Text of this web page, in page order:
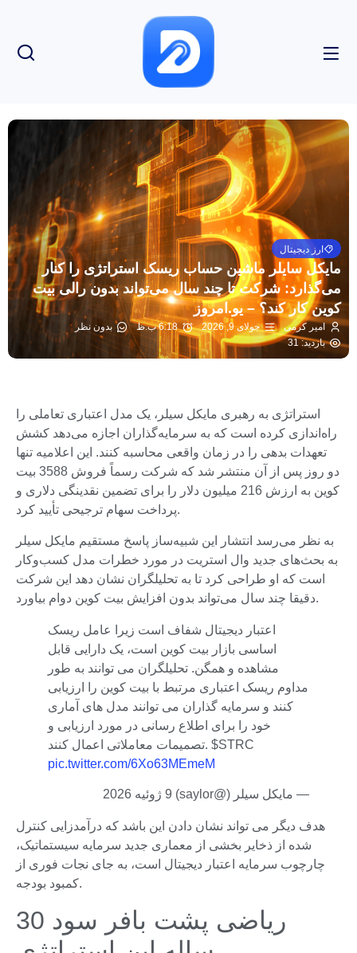
ارز دیجیتال
مایکل سایلر ماشین حساب ریسک استراتژی را کنار
می‌گذارد: شرکت تا چند سال می‌تواند بدون رالی بیت
کوین کار کند؟ – یو.امروز
امیر کرمی جولای 9, 2026 6:18 ب.ظ
بدون نظر
بازدید: 31
استراتژی به رهبری مایکل سیلر، یک مدل اعتباری تعاملی را
راه‌اندازی کرده است که به سرمایه‌گذاران اجازه می‌دهد کشش
تعهدات بدهی را در زمان واقعی محاسبه کنند. این اعلامیه تنها
دو روز پس از آن منتشر شد که شرکت رسماً فروش 3588 بیت
کوین به ارزش 216 میلیون دلار را برای تضمین نقدینگی دلاری و
پرداخت سهام ترجیحی تأیید کرد.
به نظر می‌رسد انتشار این شبیه‌ساز پاسخ مستقیم مایکل سیلر
به بحث‌های جدید وال استریت در مورد خطرات مدل کسب‌وکار
است که او طراحی کرد تا به تحلیلگران نشان دهد این شرکت
دقیقا چند سال می‌تواند بدون افزایش بیت کوین دوام بیاورد.
اعتبار دیجیتال شفاف است زیرا عامل ریسک
اساسی بازار بیت کوین است، یک دارایی قابل
مشاهده و همگن. تحلیلگران می توانند به طور
مداوم ریسک اعتباری مرتبط با بیت کوین را ارزیابی
کنند و سرمایه گذاران می توانند مدل های آماری
خود را برای اطلاع رسانی در مورد ارزیابی و
تصمیمات معاملاتی اعمال کنند. $STRC
pic.twitter.com/6Xo63MEmeM
— مایکل سیلر (@saylor) 9 ژوئیه 2026
هدف دیگر می تواند نشان دادن این باشد که درآمدزایی کنترل
شده از ذخایر بخشی از معماری جدید سرمایه سیستماتیک،
چارچوب سرمایه اعتبار دیجیتال است، به جای نجات فوری از
کمبود بودجه.
ریاضی پشت بافر سود 30